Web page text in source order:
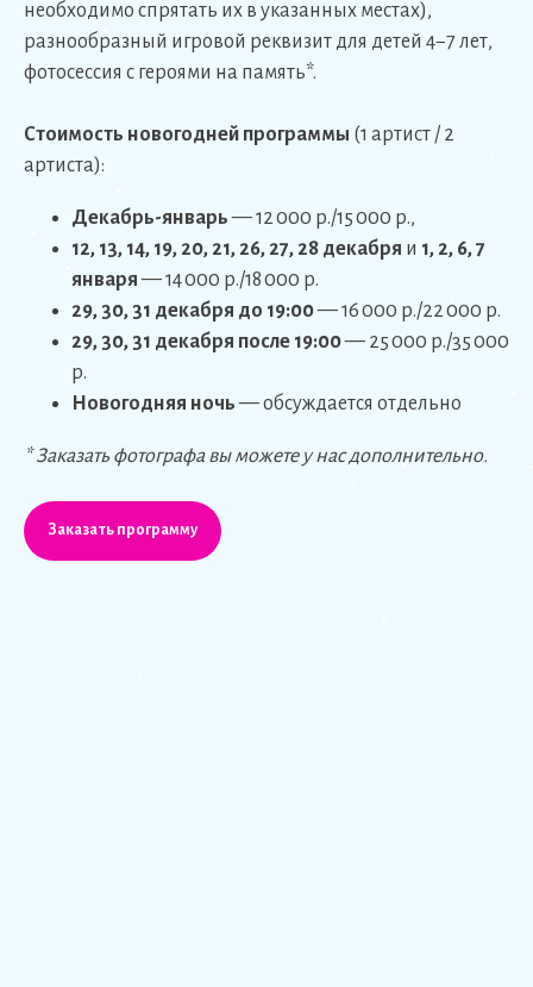
необходимо спрятать их в указанных местах),
разнообразный игровой реквизит для детей 4−7 лет,
фотосессия с героями на память*.
Стоимость новогодней программы (1 артист / 2
артиста):
Декабрь-январь— 12 000 р./15 000 р.,
12, 13, 14, 19, 20, 21, 26, 27, 28 декабря и 1, 2, 6, 7
января— 14 000 р./18 000 р.
29, 30, 31 декабря до 19:00— 16 000 р./22 000 р.
29, 30, 31 декабря после 19:00— 25 000 р./35 000
р.
Новогодняя ночь— обсуждается отдельно
* Заказать фотографа вы можете у нас дополнительно.
Заказать программу